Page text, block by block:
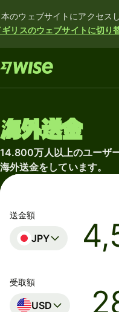
のウェブサイトにアクセス
ギリスのウェブサイトに切り
海外送金
14.800万人以上のユーザ
海外送金をしています。
送金額
JPY
受取額
USD